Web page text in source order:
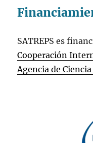
SATREPS es
Cooperación
Agencia de